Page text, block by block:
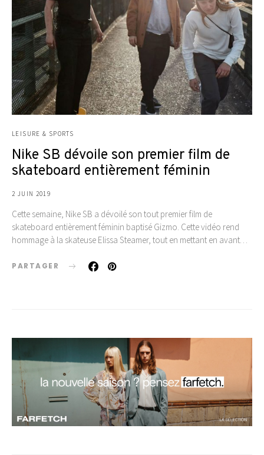
LEISURE & SPORTS
Nike SB dévoile son premier film de
skateboard entièrement féminin
2 JUIN 2019
Cette semaine, Nike SB a dévoilé son tout premier film de
skateboard entièrement féminin baptisé Gizmo. Cette vidéo rend
hommage à la skateuse Elissa Steamer, tout en mettant en avant…
PARTAGER